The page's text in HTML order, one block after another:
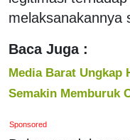
melaksanakannya
Baca Juga :
Media Barat Ungkap
Semakin Memburuk
Sponsored